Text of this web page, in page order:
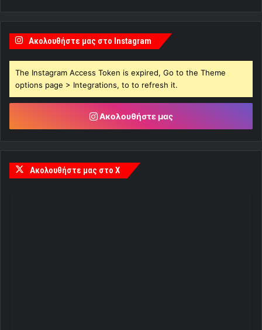
Ακολουθήστε μας στο Instagram
The Instagram Access Token is expired, Go to the Theme
options page > Integrations, to to refresh it.
Ακολουθήστε μας
Ακολουθήστε μας στο X